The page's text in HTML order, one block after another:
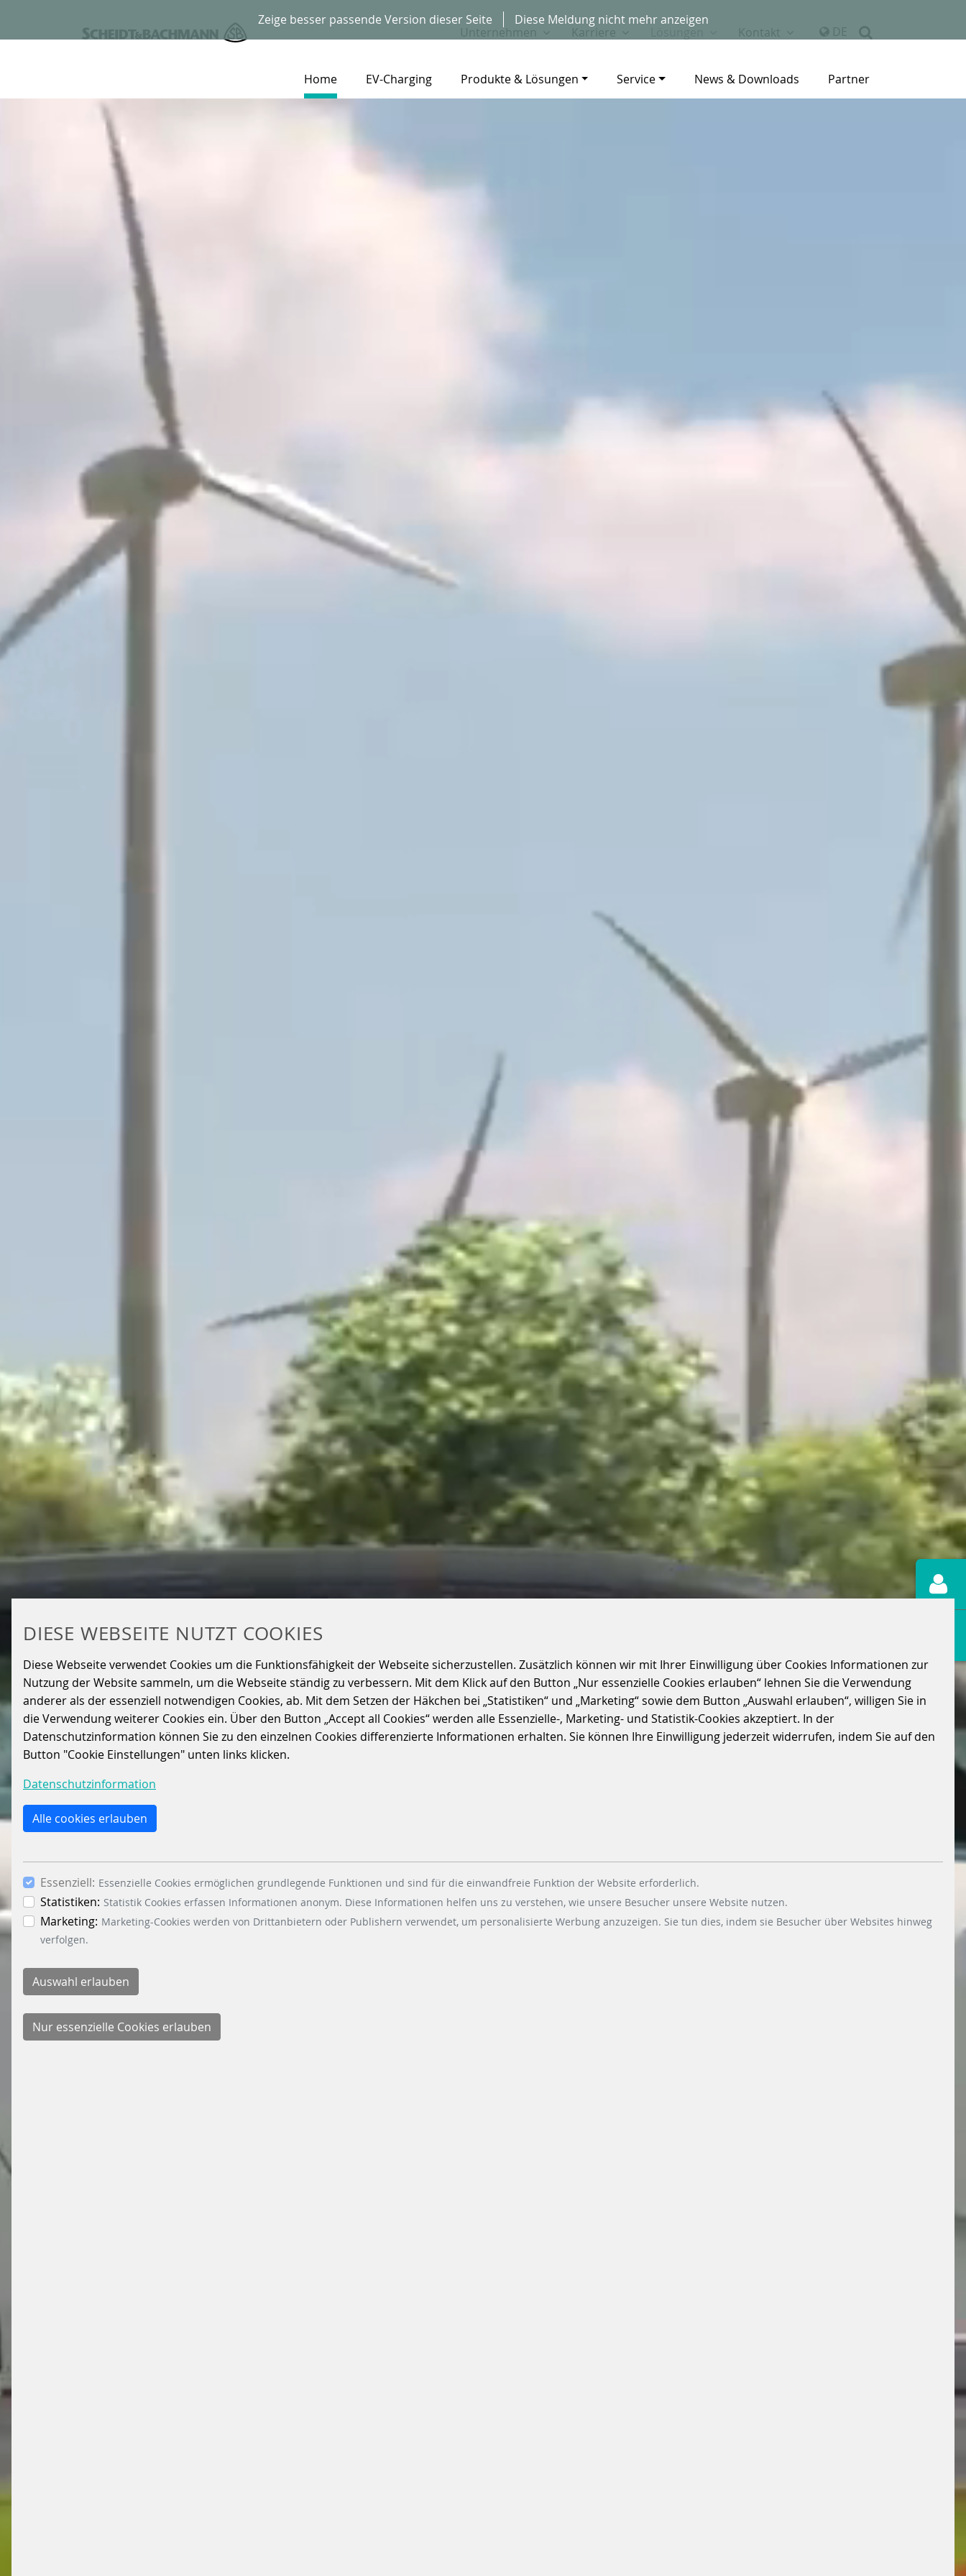
Zeige besser passende Version dieser Seite Diese Meldung nicht mehr anzeigen
DIESE WEBSEITE NUTZT COOKIES
Diese Webseite verwendet Cookies um die Funktionsfähigkeit der Webseite sicherzustellen. Zusätzlich können wir mit Ihrer Einwilligung über Cookies Informationen zur
Nutzung der Website sammeln, um die Webseite ständig zu verbessern. Mit dem Klick auf den Button „Nur essenzielle Cookies erlauben“ lehnen Sie die Verwendung
anderer als der essenziell notwendigen Cookies, ab. Mit dem Setzen der Häkchen bei „Statistiken“ und „Marketing“ sowie dem Button „Auswahl erlauben“, willigen Sie in
die Verwendung weiterer Cookies ein. Über den Button „Accept all Cookies“ werden alle Essenzielle-, Marketing- und Statistik-Cookies akzeptiert. In der
Datenschutzinformation können Sie zu den einzelnen Cookies differenzierte Informationen erhalten. Sie können Ihre Einwilligung jederzeit widerrufen, indem Sie auf den
Button "Cookie Einstellungen" unten links klicken.
Datenschutzinformation
Alle cookies erlauben
Essenziell: Essenzielle Cookies ermöglichen grundlegende Funktionen und sind für die einwandfreie Funktion der Website erforderlich.
Statistiken: Statistik Cookies erfassen Informationen anonym. Diese Informationen helfen uns zu verstehen, wie unsere Besucher unsere Website nutzen.
Marketing: Marketing-Cookies werden von Drittanbietern oder Publishern verwendet, um personalisierte Werbung anzuzeigen. Sie tun dies, indem sie Besucher über Websites hinweg
verfolgen.
Unternehmen Karriere Kontakt DE
Home EV-Charging Produkte & Lösungen Service News & Downloads Partner